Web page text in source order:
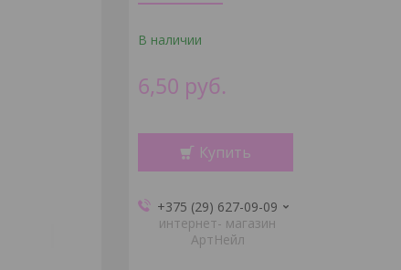
В наличии
6,50 руб.
Купить
+375 (29) 627-09-09
интернет- магазин
АртНейл